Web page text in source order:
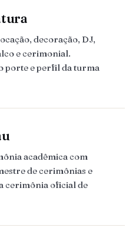
decoração, DJ,
e cerimonial.
porte e perfil da turma
acadêmica com
de cerimônias e
cerimônia oficial de